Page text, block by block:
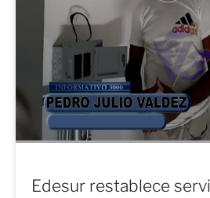
Edesur restablece